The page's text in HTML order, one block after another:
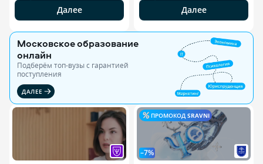
Далее Далее
Московское образование
онлайн
Подберём топ-вузы c гарантией
поступления
ДАЛЕЕ
ПРОМОКОД SRAVNI
–7%